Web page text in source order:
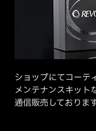
ショップにてコーテ
メンテナンスキット
通信販売しております